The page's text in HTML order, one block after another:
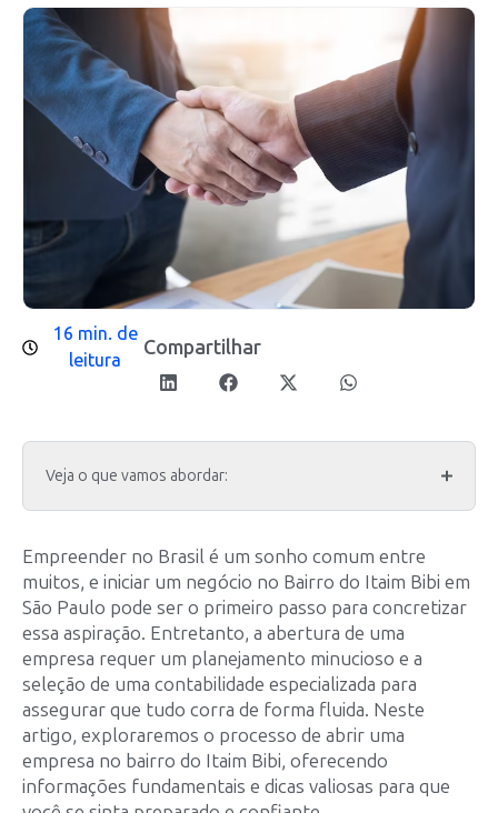
16 min. de
leitura
Compartilhar
Veja o que vamos abordar:
Empreender no Brasil é um sonho comum entre
muitos, e iniciar um negócio no Bairro do Itaim Bibi em
São Paulo pode ser o primeiro passo para concretizar
essa aspiração. Entretanto, a abertura de uma
empresa requer um planejamento minucioso e a
seleção de uma contabilidade especializada para
assegurar que tudo corra de forma fluida. Neste
artigo, exploraremos o processo de abrir uma
empresa no bairro do Itaim Bibi, oferecendo
informações fundamentais e dicas valiosas para que